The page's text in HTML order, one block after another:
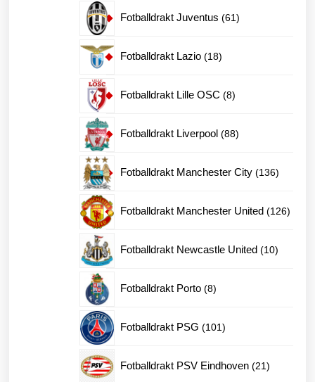
Fotballdrakt Juventus 6161
Fotballdrakt Lazio 1818
Fotballdrakt Lille OSC 88
Fotballdrakt Liverpool 8888
Fotballdrakt Manchester City 136136
Fotballdrakt Manchester United 126126
Fotballdrakt Newcastle United 1010
Fotballdrakt Porto 88
Fotballdrakt PSG 101101
Fotballdrakt PSV Eindhoven 2121